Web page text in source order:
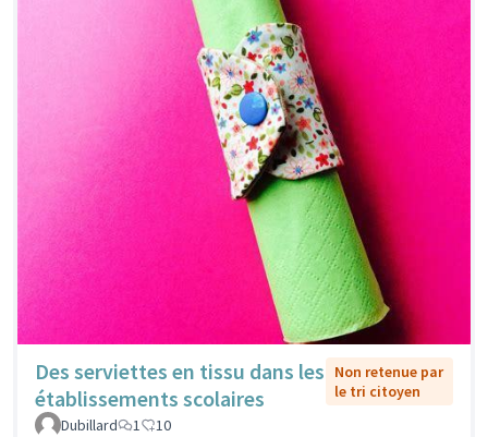
Des serviettes en tissu dans les
établissements scolaires
Non retenue par
le tri citoyen
Dubillard
1 10